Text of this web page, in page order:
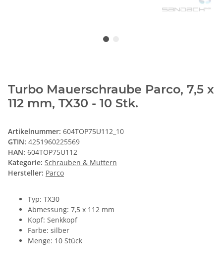
Turbo Mauerschraube Parco, 7,5 x
112 mm, TX30 - 10 Stk.
Artikelnummer: 604TOP75U112_10
GTIN: 4251960225569
HAN: 604TOP75U112
Kategorie: Schrauben & Muttern
Hersteller: Parco
Typ: TX30
Abmessung: 7,5 x 112 mm
Kopf: Senkkopf
Farbe: silber
Menge: 10 Stück